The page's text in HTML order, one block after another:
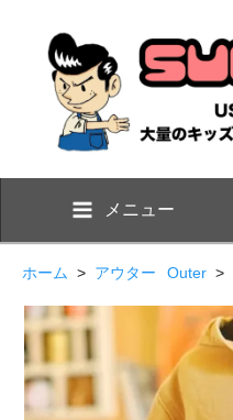
メニュー
ホーム > アウター Outer >